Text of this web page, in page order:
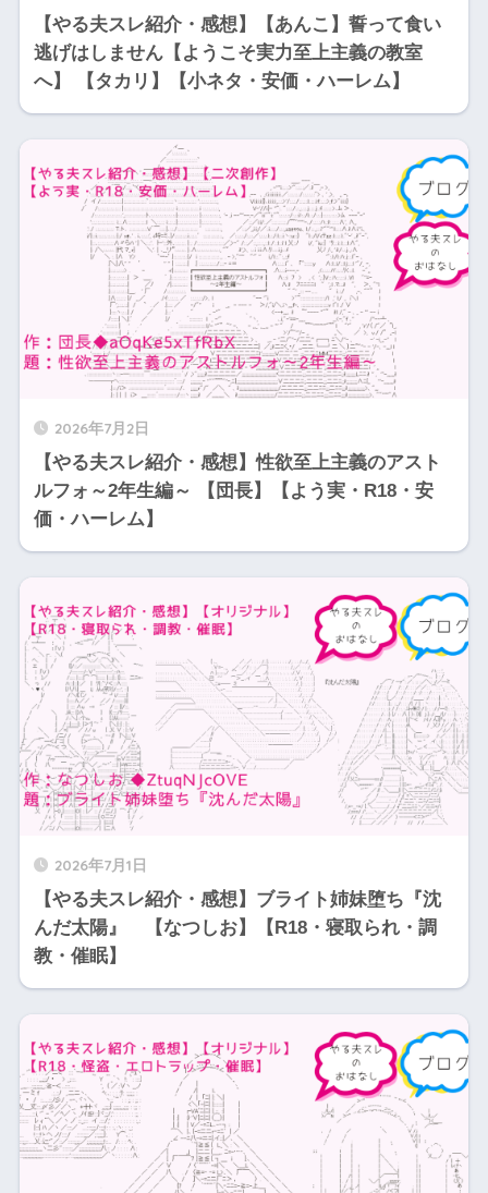
【やる夫スレ紹介・感想】【あんこ】誓って食い
逃げはしません【ようこそ実力至上主義の教室
へ】 【タカリ】【小ネタ・安価・ハーレム】
2026年7月2日
【やる夫スレ紹介・感想】性欲至上主義のアスト
ルフォ～2年生編～ 【団長】【よう実・R18・安
価・ハーレム】
2026年7月1日
【やる夫スレ紹介・感想】ブライト姉妹堕ち『沈
んだ太陽』 【なつしお】【R18・寝取られ・調
教・催眠】